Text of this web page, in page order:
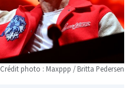
Crédit photo : Maxppp / Britta Pedersen